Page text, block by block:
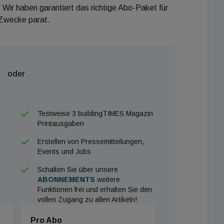
Versorger als entsprechenden
und der Finanzierungsberatung durch die KfW
und kann die Entscheidungsquote um etwa 20
regenerative Wasseraufbereitungssysteme
präferierten Anbieter Buderus, Viessmann und
zumindest etwas fördern.
haben garantiert das richtige Abo-Paket für
parat.
oder
Testweise 3 buildingTIMES Magazin
Printausgaben
Erstellen von Pressemitteilungen,
Events und Jobs
Schalten Sie über unsere
ABONNEMENTS weitere
Funktionen frei und erhalten Sie den
vollen Zugang zu allen Artikeln!
Pro Abo